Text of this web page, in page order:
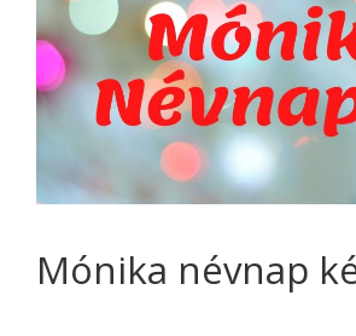
Mónika névnap